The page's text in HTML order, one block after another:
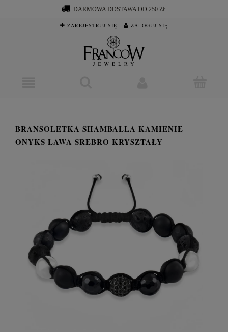
DARMOWA DOSTAWA OD 250 ZŁ
ZAREJESTRUJ SIĘ ZALOGUJ SIĘ
BRANSOLETKA SHAMBALLA KAMIENIE
ONYKS LAWA SREBRO KRYSZTAŁY